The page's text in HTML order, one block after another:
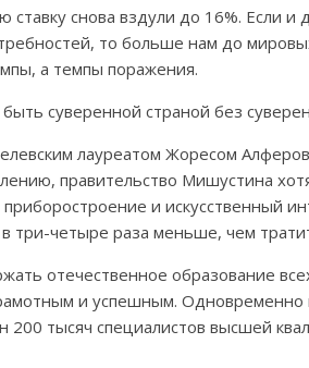
ставку снова вздули до 16%. Если
то больше нам до
а темпы поражения.
суверенной страной без
лауреатом Жоресом
правительство Мишустина
приборостроение и искусственный
в три-четыре раза меньше, чем
отечественное образование
и успешным. Одновременно
200 тысяч специалистов высшей